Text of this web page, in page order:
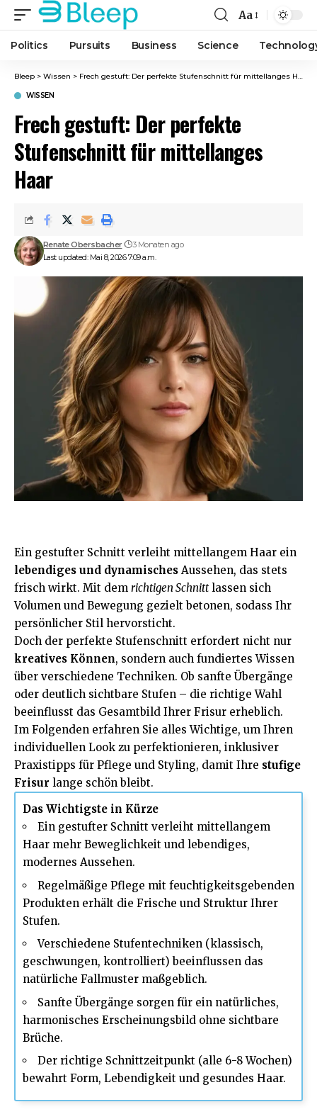
Font
Resizer
Aa
Politics Pursuits Business Science
Bleep > Wissen > Frech gestuft: Der perfekte Stufenschnitt für mittellanges Haar
WISSEN
Frech gestuft: Der perfekte
Stufenschnitt für mittellanges
Haar
Last updated: Mai 8, 2026 7:09 a.m.
Renate Obersbacher 3 Monaten ago
Ein gestufter Schnitt verleiht mittellangem Haar ein
lebendiges und dynamisches Aussehen, das stets
frisch wirkt. Mit dem richtigen Schnittlassen sich
Volumen und Bewegung gezielt betonen, sodass Ihr
persönlicher Stil hervorsticht.
Doch der perfekte Stufenschnitt erfordert nicht nur
kreatives Können, sondern auch fundiertes Wissen
über verschiedene Techniken. Ob sanfte Übergänge
oder deutlich sichtbare Stufen – die richtige Wahl
beeinflusst das Gesamtbild Ihrer Frisur erheblich.
Im Folgenden erfahren Sie alles Wichtige, um Ihren
individuellen Look zu perfektionieren, inklusiver
Praxistipps für Pflege und Styling, damit Ihre stufige
Frisur lange schön bleibt.
Das Wichtigste in Kürze
Ein gestufter Schnitt verleiht mittellangem
Haar mehr Beweglichkeit und lebendiges,
modernes Aussehen.
Regelmäßige Pflege mit feuchtigkeitsgebenden
Produkten erhält die Frische und Struktur Ihrer
Stufen.
Verschiedene Stufentechniken (klassisch,
geschwungen, kontrolliert) beeinflussen das
natürliche Fallmuster maßgeblich.
Sanfte Übergänge sorgen für ein natürliches,
harmonisches Erscheinungsbild ohne sichtbare
Brüche.
Der richtige Schnittzeitpunkt (alle 6-8 Wochen)
bewahrt Form, Lebendigkeit und gesundes Haar.